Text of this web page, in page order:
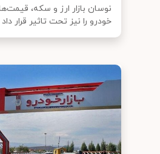
نوسان بازار ارز و سکه، قیمت‌ها
خودرو را نیز تحت تاثیر قرار داد